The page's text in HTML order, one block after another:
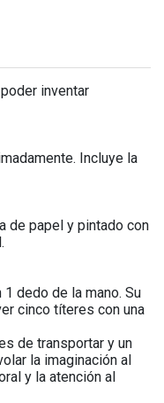
inventar
Incluye la
de papel y pintado con
dedo de la mano. Su
cinco títeres con una
de transportar y un
la imaginación al
y la atención al